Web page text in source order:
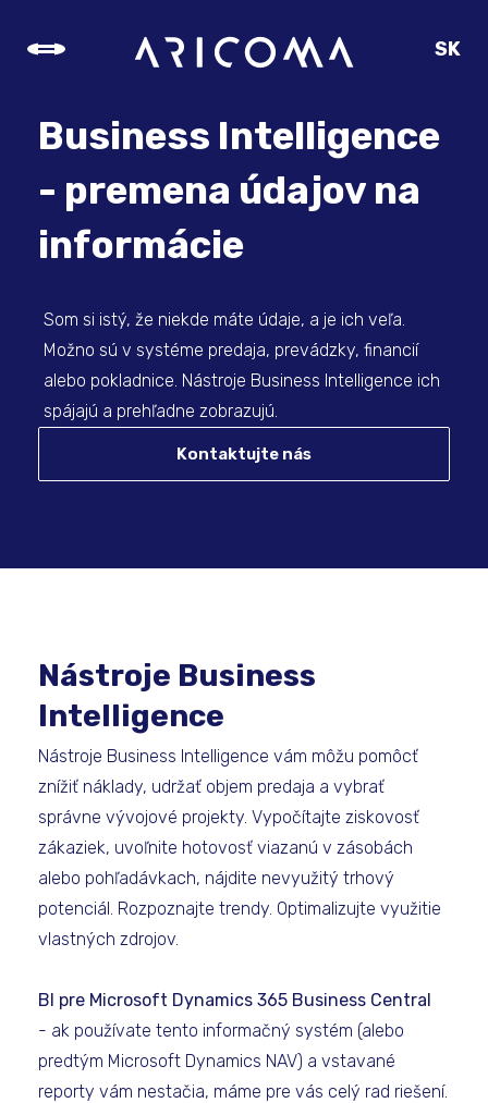
SK
DE
Business Intelligence
- premena údajov na
informácie
Som si istý, že niekde máte údaje, a je ich veľa.
Možno sú v systéme predaja, prevádzky, financií
alebo pokladnice. Nástroje Business Intelligence ich
spájajú a prehľadne zobrazujú.
Kontaktujte nás
Nástroje Business
Intelligence
Nástroje Business Intelligence vám môžu pomôcť
znížiť náklady, udržať objem predaja a vybrať
správne vývojové projekty. Vypočítajte ziskovosť
zákaziek, uvoľnite hotovosť viazanú v zásobách
alebo pohľadávkach, nájdite nevyužitý trhový
potenciál. Rozpoznajte trendy. Optimalizujte využitie
vlastných zdrojov.
BI pre Microsoft Dynamics 365 Business Central
- ak používate tento informačný systém (alebo
predtým Microsoft Dynamics NAV) a vstavané
reporty vám nestačia, máme pre vás celý rad riešení.